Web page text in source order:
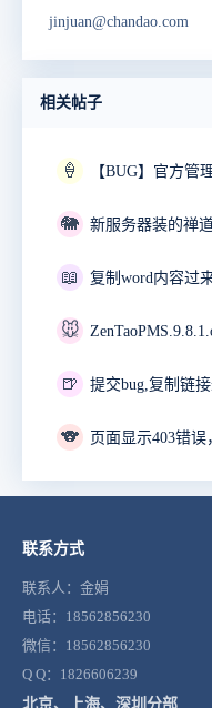
jinjuan@chandao.com
相关帖子
🍦
🐘
📖
🐭
🍺
🐨 页面显示403错
联系方式
联系人：金娟
电话：18562856230
微信：18562856230
Q Q：1826606239
北京、上海、深圳分部